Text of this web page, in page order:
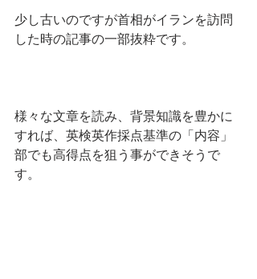
少し古いのですが首相がイランを訪問
した時の記事の一部抜粋です。
様々な文章を読み、背景知識を豊かに
すれば、英検英作採点基準の「内容」
部でも高得点を狙う事ができそうで
す。